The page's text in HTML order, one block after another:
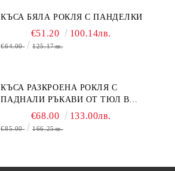
КЪСА БЯЛА РОКЛЯ С ПАНДЕЛКИ
€51.20 100.14лв.
€64.00 125.17лв.
КЪСА РАЗКРОЕНА РОКЛЯ С
ПАДНАЛИ РЪКАВИ ОТ ТЮЛ В
БЕЖОВО€68.00 133.00лв.
€85.00 166.25лв.